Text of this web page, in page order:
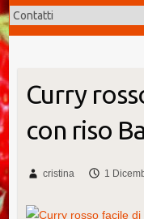
Curry
con riso
cristina 1